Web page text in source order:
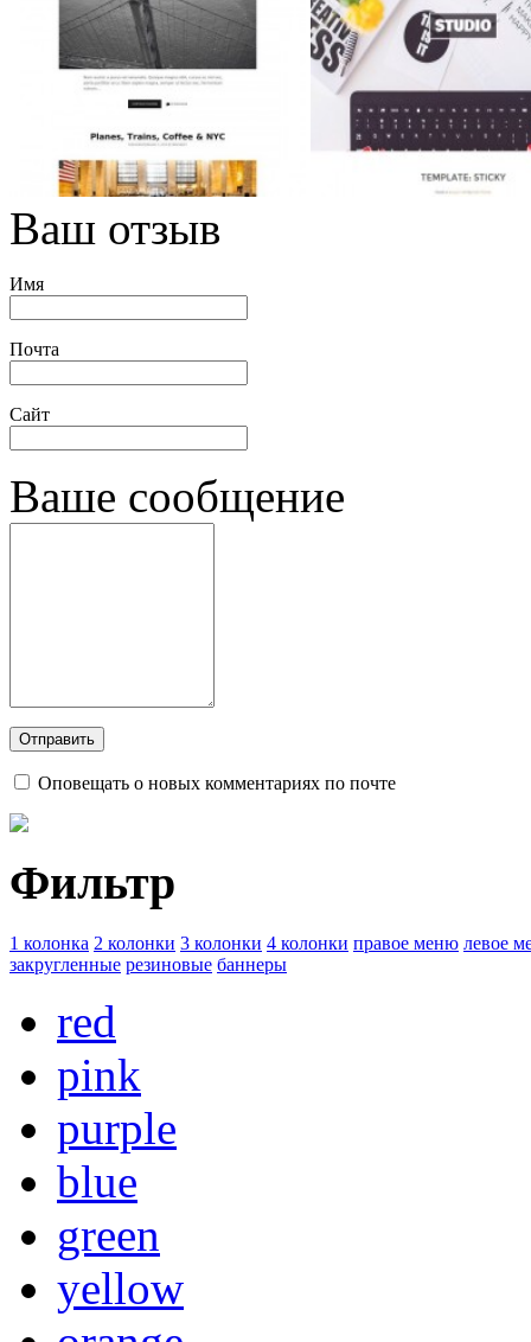
Ваш отзыв
Имя
Почта
Сайт
Ваше сообщение
Оповещать о новых комментариях по почте
Фильтр
1 колонка 2 колонки 3 колонки 4 колонки правое меню левое
закругленные резиновые баннеры
red
pink
purple
blue
green
yellow